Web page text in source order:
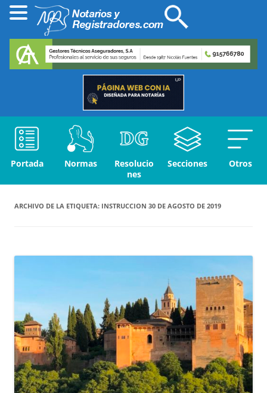
Portada Normas
Resolucio
nes
Secciones Otros
ARCHIVO DE LA ETIQUETA: INSTRUCCION 30 DE AGOSTO DE 2019